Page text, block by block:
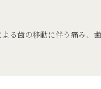
る歯の移動に伴う痛み、